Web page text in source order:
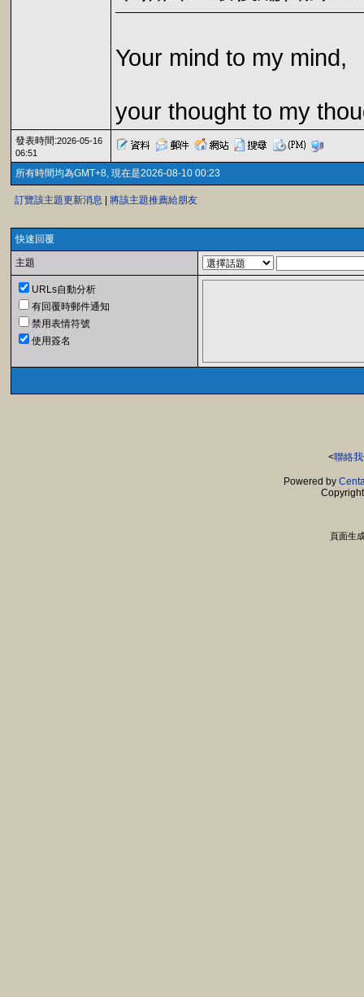
Your mind to my mind,
your thought to my
發表時間:2026-05-16
06:51
所有時間均為GMT+8, 現在是2026-08-10 00:23
訂覽該主題更新消息 將該主題推薦給朋友
快速回覆
主題
URLs自動分析
有回覆時郵件通知
禁用表情符號
使用簽名
<聯絡
Powered by
頁面生